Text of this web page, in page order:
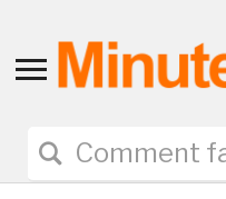
Toggle
navigation